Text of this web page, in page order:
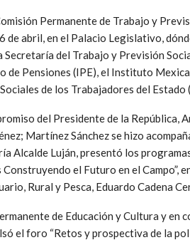
Permanente de Trabajo y
de abril, en el Palacio Legislativo,
del Trabajo y Previsión
de Pensiones (IPE), el Instituto
de los Trabajadores del Estado
del Presidente de la República,
Martínez Sánchez se hizo
Alcalde Luján, presentó los
el Futuro en el Campo”,
Rural y Pesca, Eduardo Cadena
de Educación y Cultura y en
el foro “Retos y prospectiva de la